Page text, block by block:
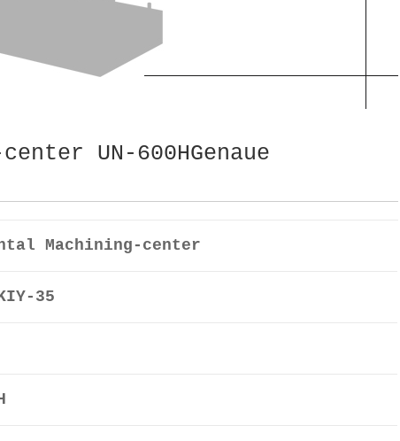
UN-600HGenaue
Machining-center
35